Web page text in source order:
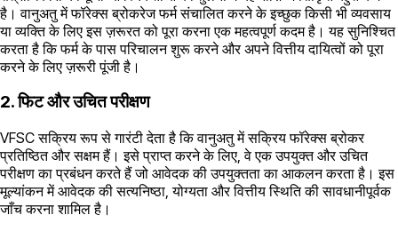
है। वानुअतु में फॉरेक्स ब्रोकरेज फर्म संचालित करने के इच्छुक किसी भी व्यवसाय
या व्यक्ति के लिए इस ज़रूरत को पूरा करना एक महत्वपूर्ण कदम है। यह सुनिश्चित
करता है कि फर्म के पास परिचालन शुरू करने और अपने वित्तीय दायित्वों को पूरा
करने के लिए ज़रूरी पूंजी है।
2. फिट और उचित परीक्षण
VFSC सक्रिय रूप से गारंटी देता है कि वानुअतु में सक्रिय फॉरेक्स ब्रोकर
प्रतिष्ठित और सक्षम हैं। इसे प्राप्त करने के लिए, वे एक उपयुक्त और उचित
परीक्षण का प्रबंधन करते हैं जो आवेदक की उपयुक्तता का आकलन करता है। इस
मूल्यांकन में आवेदक की सत्यनिष्ठा, योग्यता और वित्तीय स्थिति की सावधानीपूर्वक
जाँच करना शामिल है।